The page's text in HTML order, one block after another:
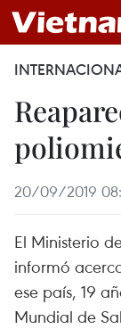
20/09/2019
El Ministerio
informó
ese país, 19
Mundial de